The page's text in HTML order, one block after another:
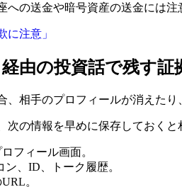
への送金や暗号資産の送金には注
に注意」
由の投資話で残す証
、相手のプロフィールが消えた
次の情報を早めに保存しておくと
フィール画面。
、ID、トーク履歴。
。